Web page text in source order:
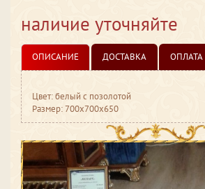
наличие уточняйте
ОПИСАНИЕ ДОСТАВКА ОПЛАТА
Цвет: белый с позолотой
Размер: 700x700x650